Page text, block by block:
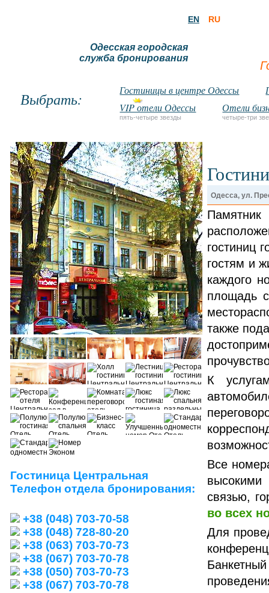
Одесская городская
служба бронирования
EN RU
Выбрать: Гостиницы в центре Одессы
VIP отели Одессы
пять-четыре звезды
Отели
четыре-три
Гостиница Центральная
Телефон отдела бронирования:
+38 (048) 703-70-58
+38 (048) 728-80-20
+38 (063) 703-70-73
+38 (067) 703-70-78
+38 (050) 703-70-73
+38 (067) 703-70-78
Одесса, ул.
Памятник
гостиниц
гостям и
каждого
площадь
также
К
Все
связью,
во всех
Для